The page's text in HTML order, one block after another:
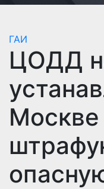
ГАИ
ЦОДД